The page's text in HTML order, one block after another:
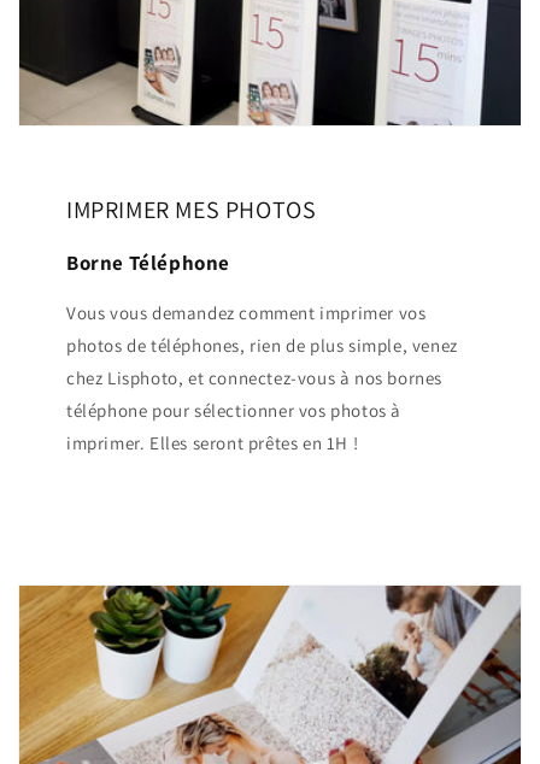
IMPRIMER MES PHOTOS
Borne Téléphone
Vous vous demandez comment imprimer vos
photos de téléphones, rien de plus simple, venez
chez Lisphoto, et connectez-vous à nos bornes
téléphone pour sélectionner vos photos à
imprimer. Elles seront prêtes en 1H !